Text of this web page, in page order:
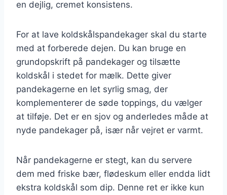
en dejlig, cremet konsistens.
For at lave koldskålspandekager skal du starte
med at forberede dejen. Du kan bruge en
grundopskrift på pandekager og tilsætte
koldskål i stedet for mælk. Dette giver
pandekagerne en let syrlig smag, der
komplementerer de søde toppings, du vælger
at tilføje. Det er en sjov og anderledes måde at
nyde pandekager på, især når vejret er varmt.
Når pandekagerne er stegt, kan du servere
dem med friske bær, flødeskum eller endda lidt
ekstra koldskål som dip. Denne ret er ikke kun